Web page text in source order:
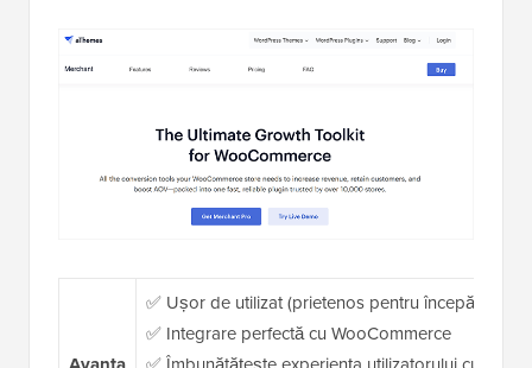
✅ Ușor de utilizat (prietenos pentru începători)
✅ Integrare perfectă cu WooCommerce